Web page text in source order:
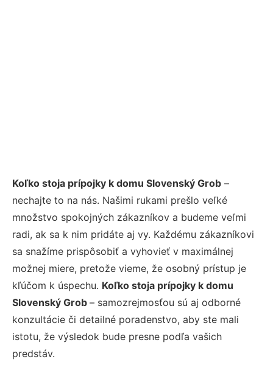
Koľko stoja prípojky k domu Slovenský Grob –
nechajte to na nás. Našimi rukami prešlo veľké
množstvo spokojných zákazníkov a budeme veľmi
radi, ak sa k nim pridáte aj vy. Každému zákazníkovi
sa snažíme prispôsobiť a vyhovieť v maximálnej
možnej miere, pretože vieme, že osobný prístup je
kľúčom k úspechu. Koľko stoja prípojky k domu
Slovenský Grob – samozrejmosťou sú aj odborné
konzultácie či detailné poradenstvo, aby ste mali
istotu, že výsledok bude presne podľa vašich
predstáv.